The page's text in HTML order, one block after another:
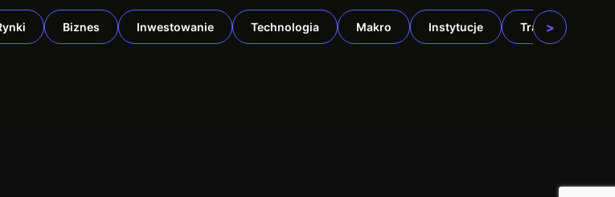
Biznes Inwestowanie Technologia Makro Instytucje TradFi
>